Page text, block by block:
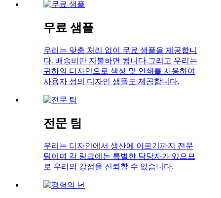
무료 샘플
우리는 맞춤 처리 없이 무료 샘플을 제공합니
다. 배송비만 지불하면 됩니다.그리고 우리는
귀하의 디자인으로 색상 및 인쇄를 사용하여
사용자 정의 디자인 샘플도 제공합니다.
전문 팀
우리는 디자인에서 생산에 이르기까지 전문
팀이며 각 링크에는 특별한 담당자가 있으므
로 우리의 강점을 신뢰할 수 있습니다.